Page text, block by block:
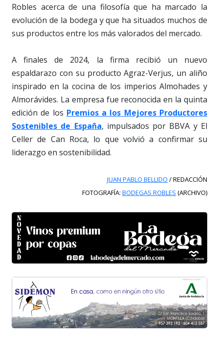
Robles acerca de una filosofía que ha marcado la
evolución de la bodega y que ha situados muchos de
sus productos entre los más valorados del mercado.
A finales de 2024, la firma recibió un nuevo
espaldarazo con su producto Agraz-Verjus, un aliño
inspirado en la cocina de los imperios Almohades y
Almorávides. La empresa fue reconocida en la quinta
edición de los Premios a los Mejores Productores
Sostenibles de España, impulsados por BBVA y El
Celler de Can Roca, lo que volvió a confirmar su
liderazgo en sostenibilidad.
JUAN PABLO BELLIDO / REDACCIÓN
FOTOGRAFÍA: BODEGAS ROBLES (ARCHIVO)